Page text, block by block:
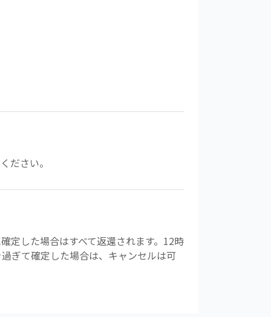
ださい。
定した場合はすべて返還されます。12時
ぎて確定した場合は、キャンセルは可